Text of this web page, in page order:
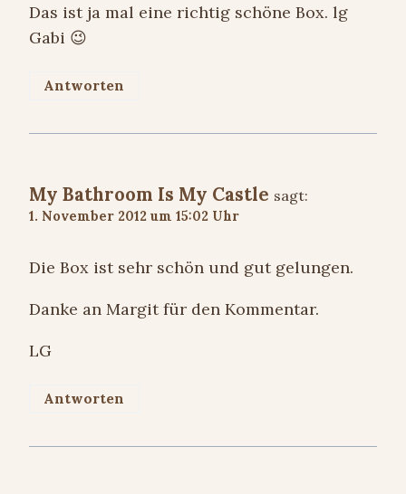
Das ist ja mal eine richtig schöne Box. lg
Gabi 😉
Antworten
My Bathroom Is My Castle sagt:
1. November 2012 um 15:02 Uhr
Die Box ist sehr schön und gut gelungen.
Danke an Margit für den Kommentar.
LG
Antworten